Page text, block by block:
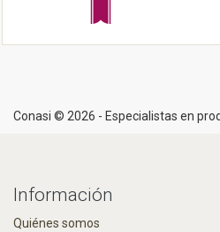
Conasi © 2026 - Especialistas en
Información
Quiénes somos